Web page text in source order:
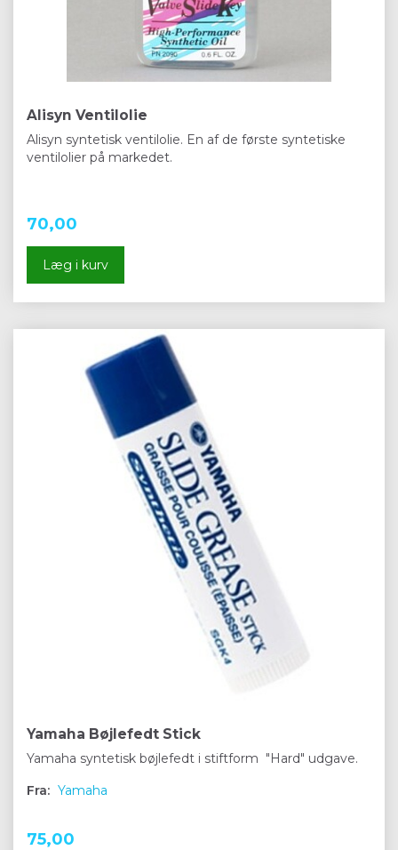
Alisyn Ventilolie
Alisyn syntetisk ventilolie. En af de første syntetiske
ventilolier på markedet.
70,00
Læg i kurv
Yamaha Bøjlefedt Stick
Yamaha syntetisk bøjlefedt i stiftform "Hard" udgave.
Fra: Yamaha
75,00